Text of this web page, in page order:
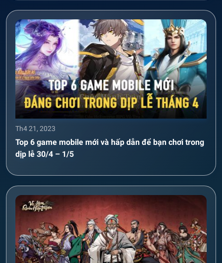
Th4 21, 2023
Top 6 game mobile mới và hấp dẫn để bạn chơi trong
dịp lễ 30/4 – 1/5